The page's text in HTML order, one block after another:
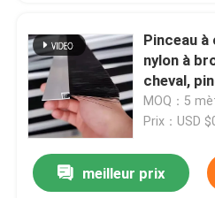
Pinceau à
nylon à
cheval,
pinceau à
cheval,
MOQ：5
Prix：USD
meilleur prix